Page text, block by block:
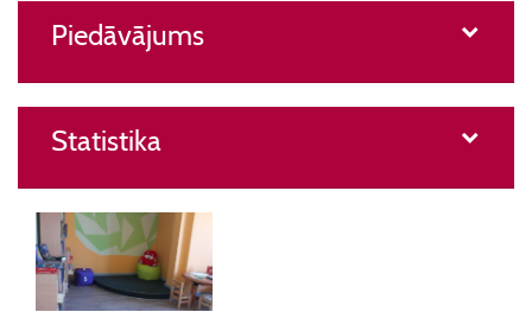
Piedāvājums
Statistika